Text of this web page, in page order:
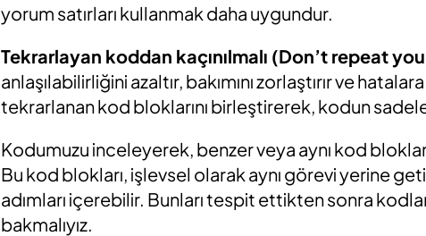
yorum satırları kullanmak daha uygundur.
Tekrarlayan koddan kaçınılmalı (Don’t repeat
anlaşılabilirliğini azaltır, bakımını zorlaştırır ve
tekrarlanan kod bloklarını birleştirerek, kodun
Kodumuzu inceleyerek, benzer veya aynı kod
Bu kod blokları, işlevsel olarak aynı görevi yerine
adımları içerebilir. Bunları tespit ettikten sonra
bakmalıyız.